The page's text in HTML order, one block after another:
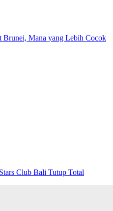
Mana yang Lebih Cocok
Club Bali Tutup Total